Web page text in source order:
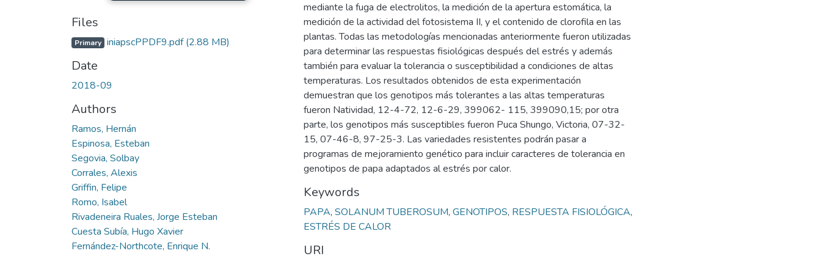
Files
Primary iniapscPPDF9.pdf(2.88 MB)
Date
2018-09
Authors
Ramos, Hernán
Espinosa, Esteban
Segovia, Solbay
Corrales, Alexis
Griffin, Felipe
Romo, Isabel
Rivadeneira Ruales, Jorge Esteban
Cuesta Subía, Hugo Xavier
Fernández-Northcote, Enrique N.
mediante la fuga de electrolitos, la medición de la apertura estomática, la
medición de la actividad del fotosistema II, y el contenido de clorofila en las
plantas. Todas las metodologías mencionadas anteriormente fueron utilizadas
para determinar las respuestas fisiológicas después del estrés y además
también para evaluar la tolerancia o susceptibilidad a condiciones de altas
temperaturas. Los resultados obtenidos de esta experimentación
demuestran que los genotipos más tolerantes a las altas temperaturas
fueron Natividad, 12-4-72, 12-6-29, 399062- 115, 399090,15; por otra
parte, los genotipos más susceptibles fueron Puca Shungo, Victoria, 07-32-
15, 07-46-8, 97-25-3. Las variedades resistentes podrán pasar a
programas de mejoramiento genético para incluir caracteres de tolerancia en
genotipos de papa adaptados al estrés por calor.
Keywords
PAPA, SOLANUM TUBEROSUM, GENOTIPOS, RESPUESTA FISIOLÓGICA,
ESTRÉS DE CALOR
URI